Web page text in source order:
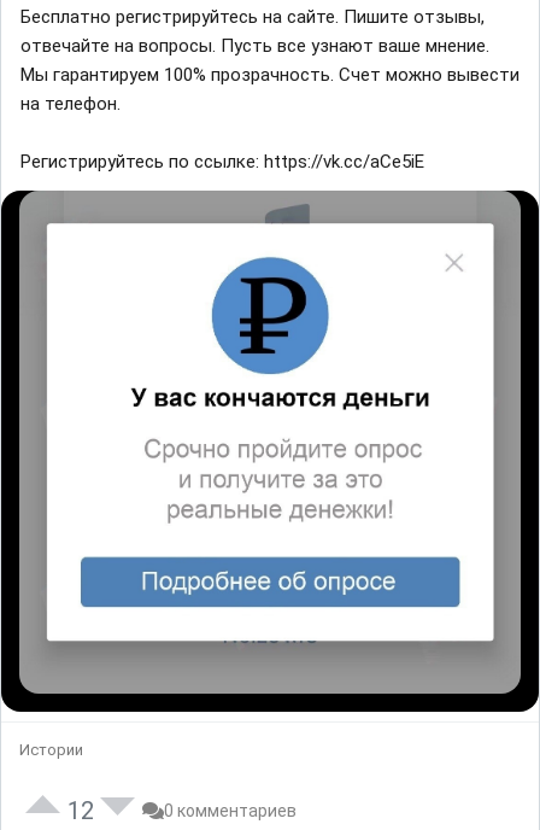
Бесплатно регистрируйтесь на сайте. Пишите отзывы,
отвечайте на вопросы. Пусть все узнают ваше мнение.
Мы гарантируем 100% прозрачность. Счет можно вывести
на телефон.
Регистрируйтесь по ссылке: https://vk.cc/aCe5iE
Истории
12 0 комментариев